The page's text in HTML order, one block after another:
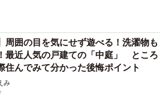
周囲の目を気にせず遊べる！洗濯物も
最近人気の戸建ての「中庭」 ところ
んでみて分かった後悔ポイント
み